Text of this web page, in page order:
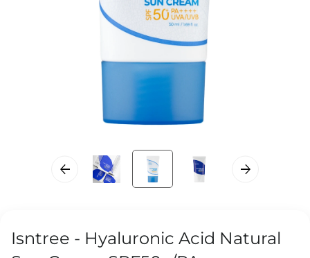
Isntree - Hyaluronic Acid Natural